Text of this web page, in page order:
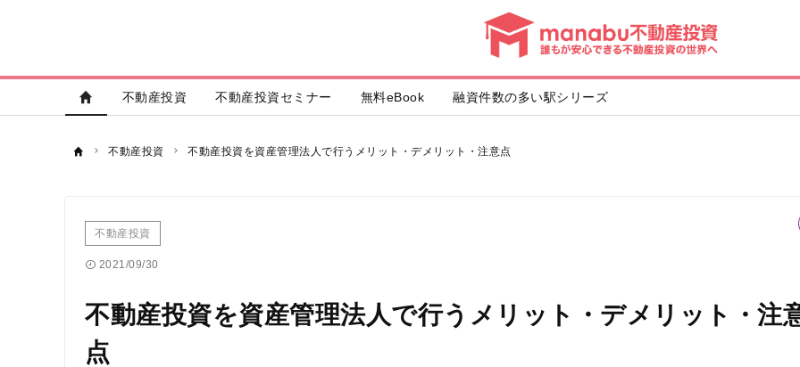
不動産投資 不動産投資セミナー 無料eBook 融資件数の多い駅シリーズ
不動産投資 不動産投資を資産管理法人で行うメリット・デメリット・注意点
不動産投資
2021/09/30
不動産投資を資産管理法人で行うメリット・デメリット・注
点